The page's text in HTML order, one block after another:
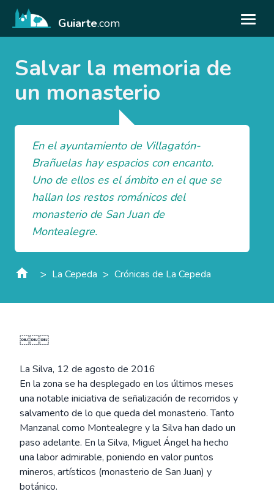
Guiarte.com
Salvar la memoria de
un monasterio
En el ayuntamiento de Villagatón-
Brañuelas hay espacios con encanto.
Uno de ellos es el ámbito en el que se
hallan los restos románicos del
monasterio de San Juan de
Montealegre.
> La Cepeda > Crónicas de La Cepeda
￼￼￼
La Silva, 12 de agosto de 2016
En la zona se ha desplegado en los últimos meses
una notable iniciativa de señalización de recorridos y
salvamento de lo que queda del monasterio. Tanto
Manzanal como Montealegre y la Silva han dado un
paso adelante. En la Silva, Miguel Ángel ha hecho
una labor admirable, poniendo en valor puntos
mineros, artísticos (monasterio de San Juan) y
botánico.